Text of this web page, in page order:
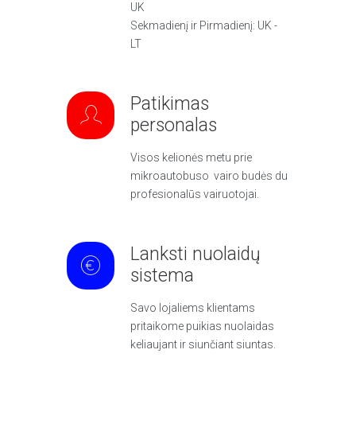
UK
Sekmadienį ir Pirmadienį: UK -
LT
Patikimas
personalas
Visos kelionės metu prie
mikroautobuso vairo budės du
profesionalūs vairuotojai.
Lanksti nuolaidų
sistema
Savo lojaliems klientams
pritaikome puikias nuolaidas
keliaujant ir siunčiant siuntas.